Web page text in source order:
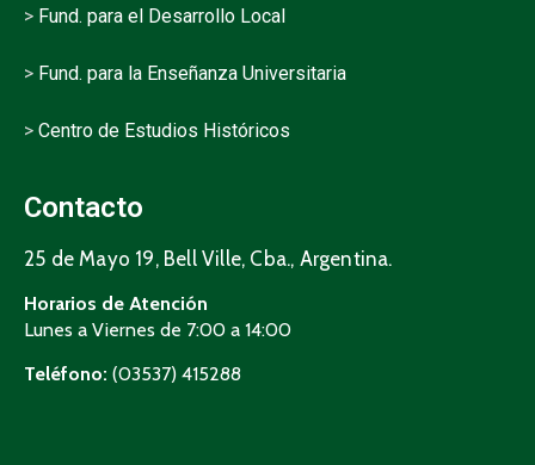
> Fund. para el Desarrollo Local
> Fund. para la Enseñanza Universitaria
> Centro de Estudios Históricos
Contacto
25 de Mayo 19, Bell Ville, Cba., Argentina.
Horarios de Atención
Lunes a Viernes de 7:00 a 14:00
Teléfono: (03537) 415288